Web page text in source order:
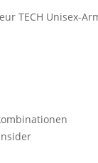
TECH Unisex-